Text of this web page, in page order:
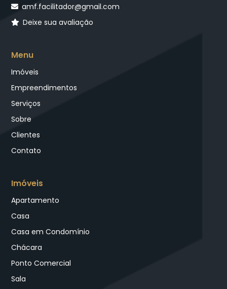
amf.facilitador@gmail.com
Deixe sua avaliação
Menu
Imóveis
Empreendimentos
Serviços
Sobre
Clientes
Contato
Imóveis
Apartamento
Casa
Casa em Condomínio
Chácara
Ponto Comercial
Sala